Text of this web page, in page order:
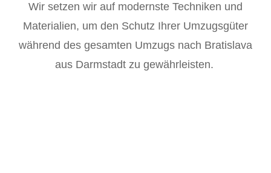
Wir setzen wir auf modernste Techniken und
Materialien, um den Schutz Ihrer Umzugsgüter
während des gesamten Umzugs nach Bratislava
aus Darmstadt zu gewährleisten.